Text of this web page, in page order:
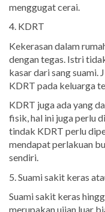
menggugat cerai.
4. KDRT
Kekerasan dalam
dengan tegas. Istri
kasar dari sang suami.
KDRT pada keluarga
KDRT juga ada yang
fisik, hal ini juga perlu
tindak KDRT perlu
mendapat perlakuan
sendiri.
5. Suami sakit keras
Suami sakit keras
merupakan ujian luar